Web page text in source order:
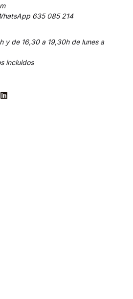
635 085 214
y de 16,30 a 19,30h de lunes a
incluidos